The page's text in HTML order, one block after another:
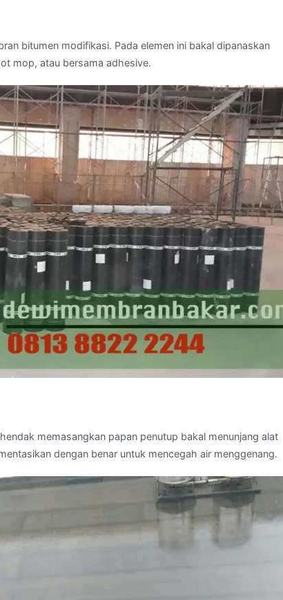
bitumen modifikasi. Pada elemen ini bakal dipanaskan
mop, atau bersama adhesive.
memasangkan papan penutup bakal menunjang alat
dengan benar untuk mencegah air menggenang.